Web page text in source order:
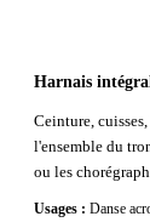
Harnais
Ceinture,
l'ensemble du
ou les
Usages : Danse